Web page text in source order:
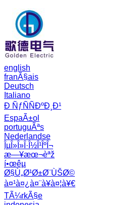
english
franÃ§ais
Deutsch
Italiano
Ð ÑƒÑÑÐºÐ¸Ð¹
EspaÃ±ol
portuguÃªs
Nederlandse
ÎµÎ»Î»Î·Î½Î¹ÎºÎ¬
æ—¥æœ¬èªž
í•œêµ­
Ø§Ù„Ø¹Ø±Ø¨ÙŠØ©
à¤¹à¤¿à¤¨à¥à¤¦à¥€
TÃ¼rkÃ§e